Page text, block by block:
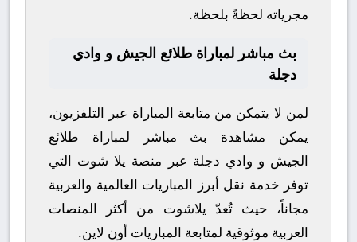
مجرياته لحظةً بلحظة.
بث مباشر لمباراة طلائع الجيش و وادي
دجلة
لمن لا يتمكن من متابعة المباراة عبر التلفزيون،
يمكن مشاهدة بث مباشر لمباراة طلائع
الجيش و وادي دجلة عبر منصة يلا شوت التي
توفر خدمة نقل أبرز المباريات العالمية والعربية
مجاناً، حيث تُعدّ يلاشوت من أكثر المنصات
العربية موثوقية لمتابعة المباريات أون لاين.